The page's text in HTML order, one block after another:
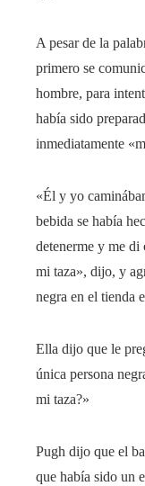
A pesar de la
primero se
hombre, para
había sido
inmediatamente
«Él y yo
bebida se había
detenerme y me di
mi taza», dijo, y
negra en el tienda
Ella dijo que le
única persona
mi taza?»
Pugh dijo que el
que había sido un